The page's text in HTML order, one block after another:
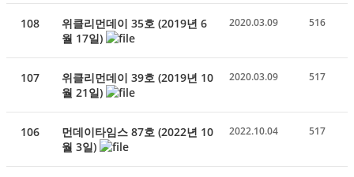
108
위클리먼데이 35호 (2019년 6
월 17일)
2020.03.09 516
107
위클리먼데이 39호 (2019년 10
월 21일)
2020.03.09 517
106
먼데이타임스 87호 (2022년 10
월 3일)
2022.10.04 517